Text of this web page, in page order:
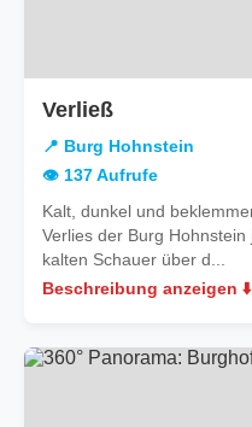
Verließin
Burg
📍 Burg Hohnstein
👁️ 137 Aufrufe
Kalt, dunkel und
Verlies der Burg
kalten Schauer über d...
Beschreibung anzeigen ⬇️